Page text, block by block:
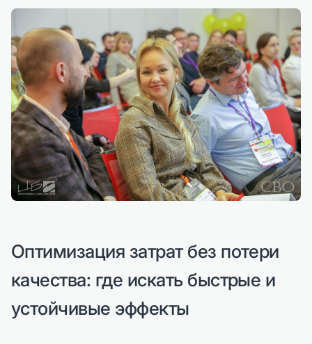
Оптимизация затрат без потери
качества: где искать быстрые и
устойчивые эффекты